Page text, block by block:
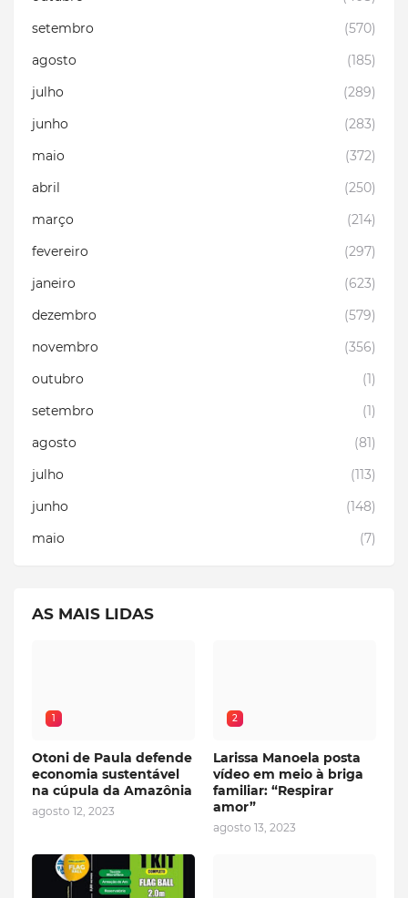
setembro
(570)
agosto
(185)
julho
(289)
junho
(283)
maio
(372)
abril
(250)
março
(214)
fevereiro
(297)
janeiro
(623)
dezembro
(579)
novembro
(356)
outubro
(1)
setembro
(1)
agosto
(81)
julho
(113)
junho
(148)
maio
(7)
AS MAIS LIDAS
1
Otoni de Paula defende
economia sustentável
na cúpula da Amazônia
agosto 12, 2023
2
Larissa Manoela posta
vídeo em meio à briga
familiar: “Respirar
amor”
agosto 13, 2023